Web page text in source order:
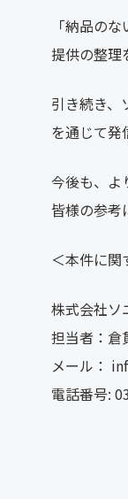
「納品の
提供の整理
引き続き、
を通じて発
今後も、よ
皆様の参考
＜本件に関
株式会社ソ
担当者：倉
メール：
電話番号: